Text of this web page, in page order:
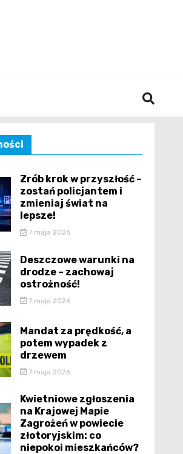
Zrób krok w przyszłość –
zostań policjantem i
zmieniaj świat na
lepsze!
7 maja 2026
Deszczowe warunki na
drodze – zachowaj
ostrożność!
7 maja 2026
Mandat za prędkość, a
potem wypadek z
drzewem
7 maja 2026
Kwietniowe zgłoszenia
na Krajowej Mapie
Zagrożeń w powiecie
złotoryjskim: co
niepokoi mieszkańców?